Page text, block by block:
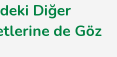
Diğer
de Göz